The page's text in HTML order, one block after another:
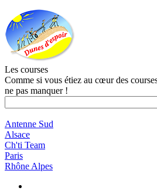
Les courses
Comme si vous étiez au cœur des
ne pas manquer !
Antenne Sud
Alsace
Ch'ti Team
Paris
Rhône Alpes